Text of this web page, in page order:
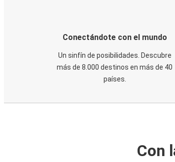
Conectándote con el mundo
Un sinfín de posibilidades. Descubre
más de 8.000 destinos en más de 40
países.
Con